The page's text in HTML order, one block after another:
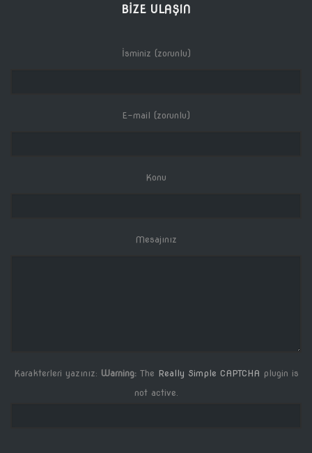
BIZE ULAŞIN
İsminiz (zorunlu)
E-mail (zorunlu)
Konu
Mesajınız
Karakterleri yazınız: Warning:The Really Simple CAPTCHA plugin is
not active.